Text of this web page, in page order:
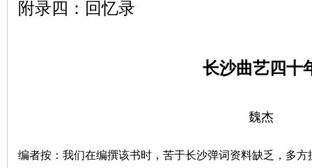
附录四：回忆录
长沙曲艺四十
魏杰
编者按 ： 我们在编撰该书时，苦于长沙弹词资料缺乏，多